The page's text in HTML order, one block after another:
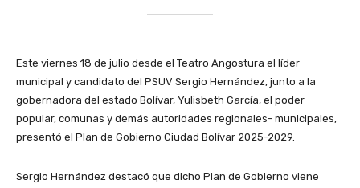
Este viernes 18 de julio desde el Teatro Angostura el líder
municipal y candidato del PSUV Sergio Hernández, junto a la
gobernadora del estado Bolívar, Yulisbeth García, el poder
popular, comunas y demás autoridades regionales- municipales,
presentó el Plan de Gobierno Ciudad Bolívar 2025-2029.
Sergio Hernández destacó que dicho Plan de Gobierno viene